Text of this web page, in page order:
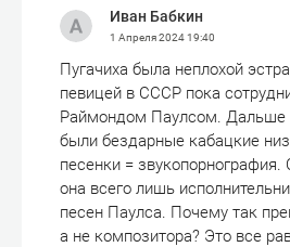
Иван Бабкин
1 Апреля 202419:40
Пугачиха была неплохой
певицей в СССР пока
Раймондом Паулсом. Дальше
были бездарные кабацкие
песенки = звукопорнография.
она всего лишь
песен Паулса. Почему так
а не композитора? Это все